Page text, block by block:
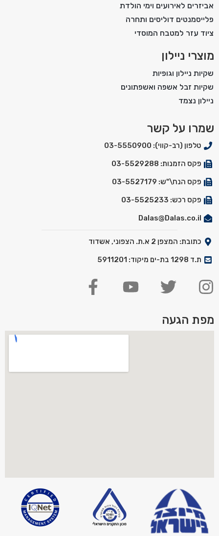
אביזרים לאירועים וימי הולדת
פלייסמנטים דוליסים ותחרה
ציוד עזר למטבח המוסדי
מוצרי ניילון
שקיות ניילון וגופיות
שקיות זבל אשפה ואשפתונים
ניילון נצמד
שמרו על קשר
טלפון (רב-קווי): 03-5550900
פקס הזמנות: 03-5529288
פקס הנח\"ש: 03-5527179
פקס רכש: 03-5525233
Dalas@Dalas.co.il
כתובת: המצפן 2 א.ת. הצפוני, אשדוד
ת.ד 1298 בת-ים מיקוד: 5911201
מפת הגעה